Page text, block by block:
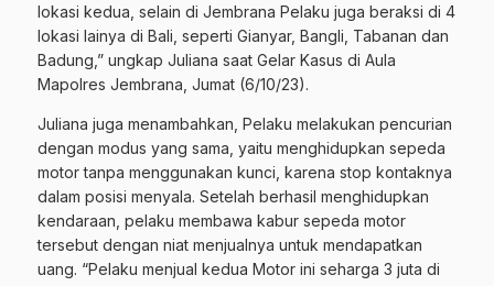
lokasi kedua, selain di Jembrana Pelaku juga beraksi di 4
lokasi lainya di Bali, seperti Gianyar, Bangli, Tabanan dan
Badung,” ungkap Juliana saat Gelar Kasus di Aula
Mapolres Jembrana, Jumat (6/10/23).
Juliana juga menambahkan, Pelaku melakukan pencurian
dengan modus yang sama, yaitu menghidupkan sepeda
motor tanpa menggunakan kunci, karena stop kontaknya
dalam posisi menyala. Setelah berhasil menghidupkan
kendaraan, pelaku membawa kabur sepeda motor
tersebut dengan niat menjualnya untuk mendapatkan
uang. “Pelaku menjual kedua Motor ini seharga 3 juta di